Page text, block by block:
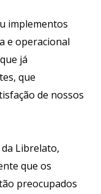
implementos
e operacional
já
que
de nossos
Librelato,
que os
preocupados